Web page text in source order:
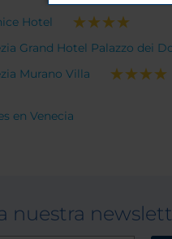
Hotel
Grand Hotel Palazzo dei
Murano Villa
en Venecia
nuestra